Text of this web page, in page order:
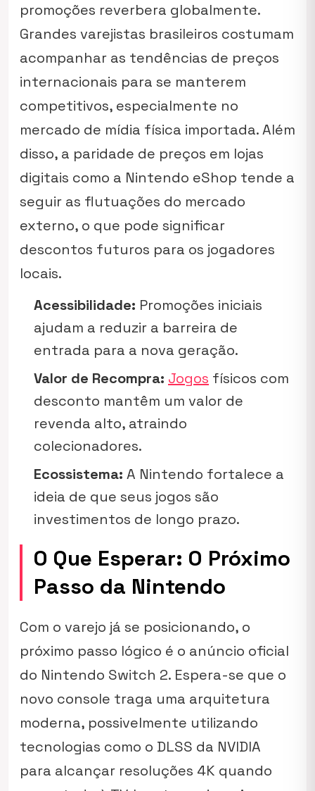
promoções reverbera globalmente.
Grandes varejistas brasileiros costumam
acompanhar as tendências de preços
internacionais para se manterem
competitivos, especialmente no
mercado de mídia física importada. Além
disso, a paridade de preços em lojas
digitais como a Nintendo eShop tende a
seguir as flutuações do mercado
externo, o que pode significar
descontos futuros para os jogadores
locais.
Acessibilidade: Promoções iniciais
ajudam a reduzir a barreira de
entrada para a nova geração.
Valor de Recompra: Jogos físicos com
desconto mantêm um valor de
revenda alto, atraindo
colecionadores.
Ecossistema: A Nintendo fortalece a
ideia de que seus jogos são
investimentos de longo prazo.
O Que Esperar: O Próximo
Passo da Nintendo
Com o varejo já se posicionando, o
próximo passo lógico é o anúncio oficial
do Nintendo Switch 2. Espera-se que o
novo console traga uma arquitetura
moderna, possivelmente utilizando
tecnologias como o DLSS da NVIDIA
para alcançar resoluções 4K quando